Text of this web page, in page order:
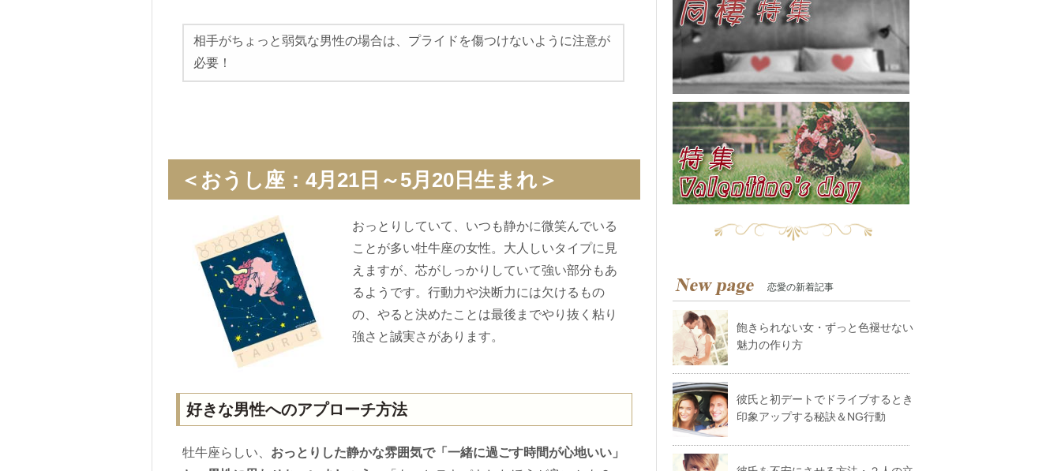
相手がちょっと弱気な男性の場合は、プライドを傷つけないように注意が
必要！
＜おうし座：4月21日～5月20日生まれ＞
おっとりしていて、いつも静かに微笑んでいる
ことが多い牡牛座の女性。大人しいタイプに見
えますが、芯がしっかりしていて強い部分もあ
るようです。行動力や決断力には欠けるもの
の、やると決めたことは最後までやり抜く粘り
強さと誠実さがあります。
好きな男性へのアプローチ方法
牡牛座らしい、 おっとりした静かな雰囲気で「一緒に過ごす時間が心地いい」
恋愛の新着記事
飽きられない女・ずっと色褪せない
魅力の作り方
彼氏と初デートでドライブするとき
印象アップする秘訣＆NG行動